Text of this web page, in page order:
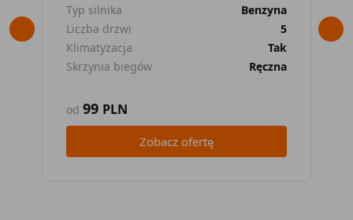
Typ silnika
Benzyna
Liczba drzwi
5
Klimatyzacja
Tak
Skrzynia biegów
Ręczna
od 99 PLN
Zobacz ofertę